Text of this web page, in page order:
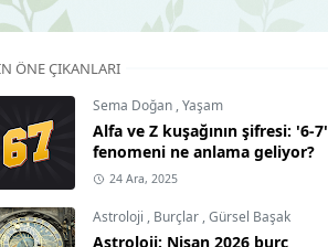
ÖNE ÇIKANLARI
Sema Doğan ,Yaşam
Alfa ve Z kuşağının şifresi: '6-7'
fenomeni ne anlama geliyor?
24 Ara, 2025
Astroloji , Burçlar ,Gürsel Başak
Astroloji: Nisan 2026 burç